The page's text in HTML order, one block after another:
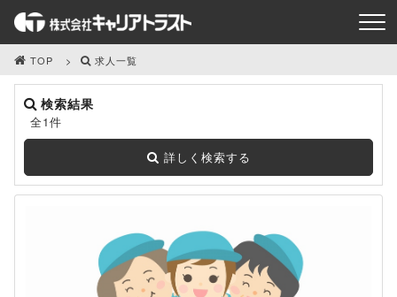
TOP 求人一覧
検索結果
全1件
詳しく検索する